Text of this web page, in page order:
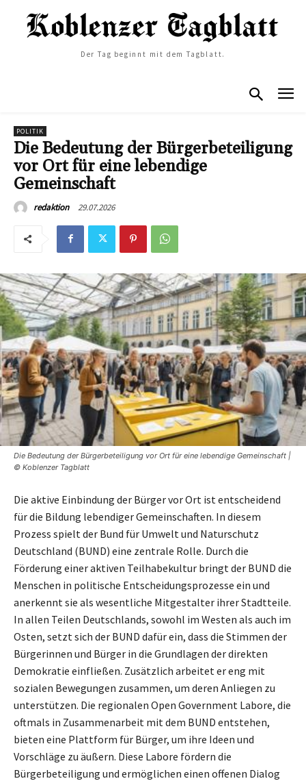
Der Tag beginnt mit dem Tagblatt.
POLITIK
Die Bedeutung der Bürgerbeteiligung
vor Ort für eine lebendige
Gemeinschaft
redaktion 29.07.2026
Die Bedeutung der Bürgerbeteiligung vor Ort für eine lebendige Gemeinschaft |
© Koblenzer Tagblatt
Die aktive Einbindung der Bürger vor Ort ist entscheidend
für die Bildung lebendiger Gemeinschaften. In diesem
Prozess spielt der Bund für Umwelt und Naturschutz
Deutschland (BUND) eine zentrale Rolle. Durch die
Förderung einer aktiven Teilhabekultur bringt der BUND die
Menschen in politische Entscheidungsprozesse ein und
anerkennt sie als wesentliche Mitgestalter ihrer Stadtteile.
In allen Teilen Deutschlands, sowohl im Westen als auch im
Osten, setzt sich der BUND dafür ein, dass die Stimmen der
Bürgerinnen und Bürger in die Grundlagen der direkten
Demokratie einfließen. Zusätzlich arbeitet er eng mit
sozialen Bewegungen zusammen, um deren Anliegen zu
unterstützen. Die regionalen Open Government Labore, die
oftmals in Zusammenarbeit mit dem BUND entstehen,
bieten eine Plattform für Bürger, um ihre Ideen und
Vorschläge zu äußern. Diese Labore fördern die
Bürgerbeteiligung und ermöglichen einen offenen Dialog